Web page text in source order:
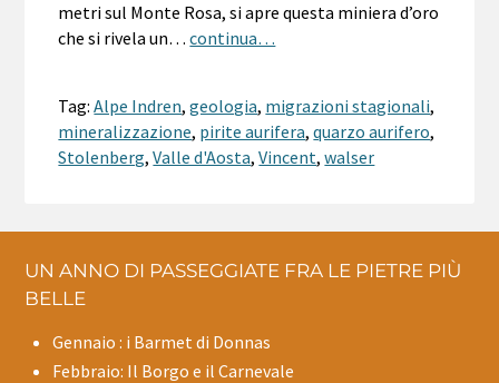
metri sul Monte Rosa, si apre questa miniera d’oro
che si rivela un…continua…
Tag:Alpe Indren,geologia, migrazioni stagionali,
mineralizzazione, pirite aurifera,quarzo aurifero,
Stolenberg,Valle d'Aosta,Vincent,walser
UN ANNO DI PASSEGGIATE FRA LE PIETRE PIÙ
BELLE
Gennaio : i Barmet di Donnas
Febbraio: Il Borgo e il Carnevale